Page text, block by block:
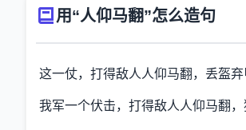
用“人仰马翻”怎么造句
这一仗，打得敌人人仰马翻，丢盔弃
我军一个伏击，打得敌人人仰马翻，